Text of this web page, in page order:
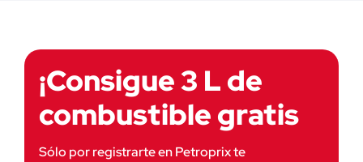
¡Consigue 3 L de
combustible gratis
Sólo por registrarte en Petroprix te